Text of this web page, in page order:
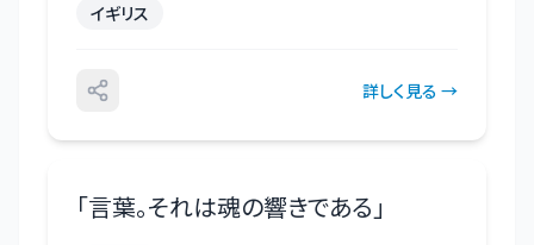
イギリス
詳しく見る →
「言葉。それは魂の響きである 」